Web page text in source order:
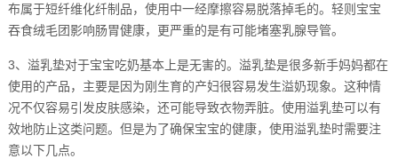
布属于短纤维化纤制品，使用中一经摩擦容易脱落掉毛的。轻则宝宝
吞食绒毛团影响肠胃健康，更严重的是有可能堵塞乳腺导管。
3、溢乳垫对于宝宝吃奶基本上是无害的。溢乳垫是很多新手妈妈都在
使用的产品，主要是因为刚生育的产妇很容易发生溢奶现象。这种情
况不仅容易引发皮肤感染，还可能导致衣物弄脏。使用溢乳垫可以有
效地防止这类问题。但是为了确保宝宝的健康，使用溢乳垫时需要注
意以下几点。